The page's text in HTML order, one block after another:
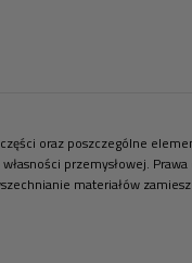
oraz poszczególne
przemysłowej.
materiałów